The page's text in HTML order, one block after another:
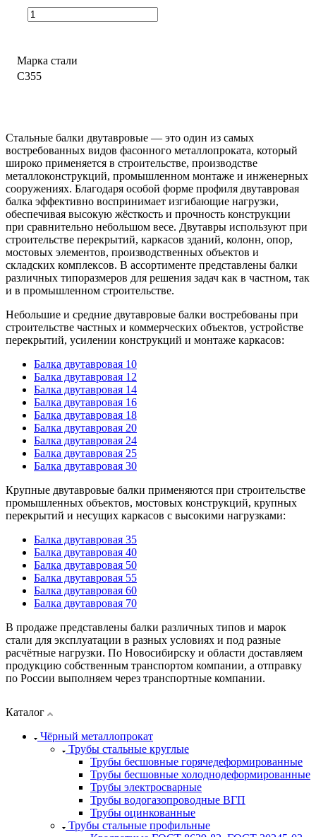
Марка стали
С355
Стальные балки двутавровые — это один из самых
востребованных видов фасонного металлопроката, который
широко применяется в строительстве, производстве
металлоконструкций, промышленном монтаже и инженерных
сооружениях. Благодаря особой форме профиля двутавровая
балка эффективно воспринимает изгибающие нагрузки,
обеспечивая высокую жёсткость и прочность конструкции
при сравнительно небольшом весе. Двутавры используют при
строительстве перекрытий, каркасов зданий, колонн, опор,
мостовых элементов, производственных объектов и
складских комплексов. В ассортименте представлены балки
различных типоразмеров для решения задач как в частном, так
и в промышленном строительстве.
Небольшие и средние двутавровые балки востребованы при
строительстве частных и коммерческих объектов, устройстве
перекрытий, усилении конструкций и монтаже каркасов:
Балка двутавровая 10
Балка двутавровая 12
Балка двутавровая 14
Балка двутавровая 16
Балка двутавровая 18
Балка двутавровая 20
Балка двутавровая 24
Балка двутавровая 25
Балка двутавровая 30
Крупные двутавровые балки применяются при строительстве
промышленных объектов, мостовых конструкций, крупных
перекрытий и несущих каркасов с высокими нагрузками:
Балка двутавровая 35
Балка двутавровая 40
Балка двутавровая 50
Балка двутавровая 55
Балка двутавровая 60
Балка двутавровая 70
В продаже представлены балки различных типов и марок
стали для эксплуатации в разных условиях и под разные
расчётные нагрузки. По Новосибирску и области доставляем
продукцию собственным транспортом компании, а отправку
по России выполняем через транспортные компании.
Каталог
Чёрный металлопрокат
Трубы стальные круглые
Трубы бесшовные горячедеформированные
Трубы бесшовные холоднодеформированные
Трубы электросварные
Трубы водогазопроводные ВГП
Трубы оцинкованные
Трубы стальные профильные